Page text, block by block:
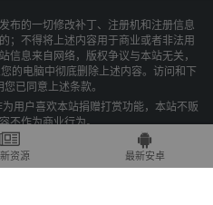
布的一切修改补丁、注册机和注册信息
；不得将上述内容用于商业或者非法用
信息来自网络，版权争议与本站无关，
的电脑中彻底删除上述内容。访问和下
已同意上述条款。
用户喜欢本站捐赠打赏功能，本站不贩
不作为商业行为。
- 琼ICP备2021004479号-1
资源 最新安卓